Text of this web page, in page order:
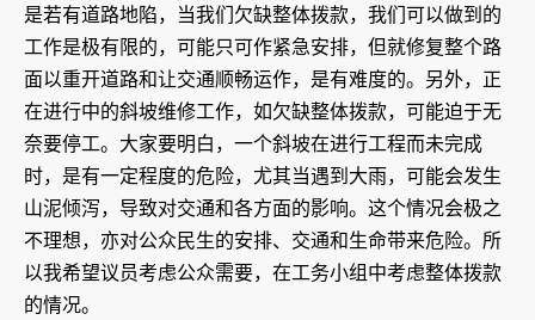
是若有道路地陷，当我们欠缺整体拨款，我们可以做到的
工作是极有限的，可能只可作紧急安排，但就修复整个路
面以重开道路和让交通顺畅运作，是有难度的。另外，正
在进行中的斜坡维修工作，如欠缺整体拨款，可能迫于无
奈要停工。大家要明白，一个斜坡在进行工程而未完成
时，是有一定程度的危险，尤其当遇到大雨，可能会发生
山泥倾泻，导致对交通和各方面的影响。这个情况会极之
不理想，亦对公众民生的安排、交通和生命带来危险。所
以我希望议员考虑公众需要，在工务小组中考虑整体拨款
的情况。